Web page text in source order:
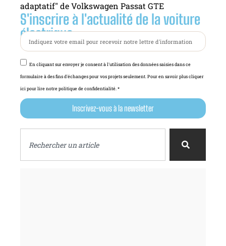
adaptatif" de Volkswagen Passat GTE
S'inscrire à l'actualité de la voiture
électrique :
En cliquant sur envoyer je consent à l'utilisation des données saisies dans ce
formulaire à des fins d'échanges pour vos projets seulement. Pour en savoir plus cliquer
ici pour lire notre politique de confidentialité. *
Inscrivez-vous à la newsletter